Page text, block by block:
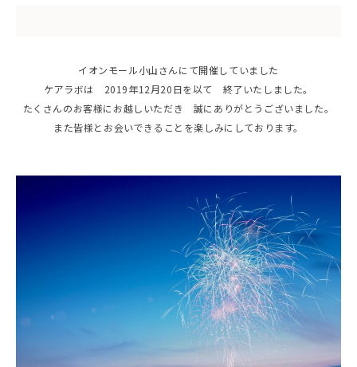
イオンモール小山さんにて開催していました
ケアラボは 2019年12月20日を以て 終了いたしました。
たくさんのお客様にお越しいただき 誠にありがとうございました。
また皆様とお会いできることを楽しみにしております。